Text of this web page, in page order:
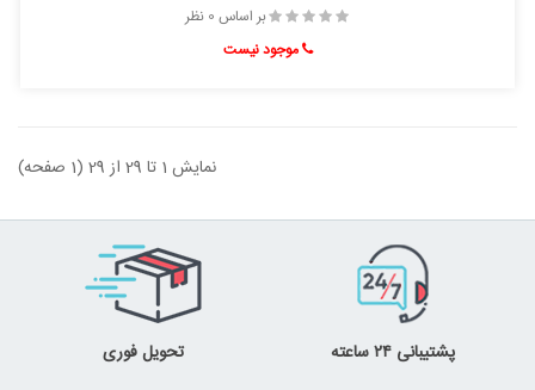
بر اساس 0 نظر
موجود نیست
نمایش 1 تا 29 از 29 (1 صفحه)
تحویل فوری پشتیبانی ۲۴ ساعته